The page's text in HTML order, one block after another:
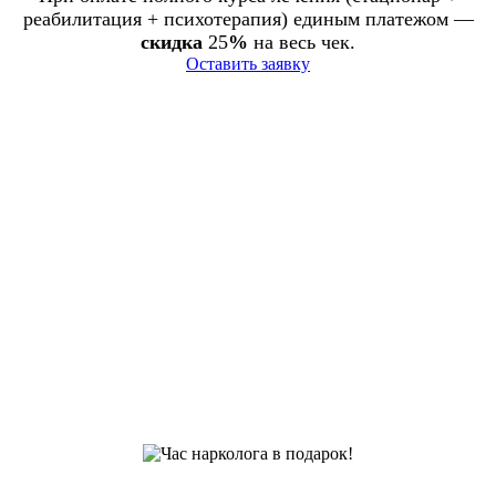
реабилитация + психотерапия) единым платежом —
скидка 25% на весь чек.
Оставить заявку